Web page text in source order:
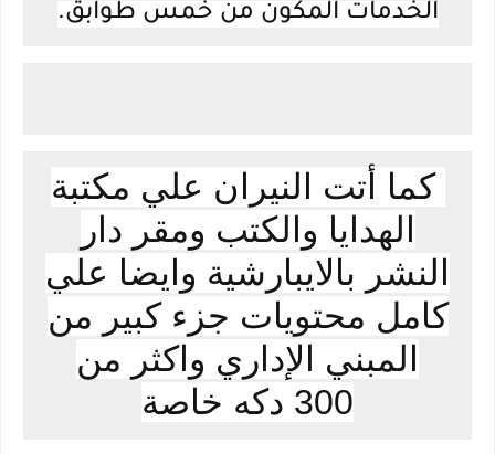
الخدمات المكون من خمس طوابق.
كما أتت النيران علي مكتبة
الهدايا والكتب ومقر دار
النشر بالايبارشية وايضا علي
كامل محتويات جزء كبير من
المبني الإداري واكثر من
300 دكه خاصة